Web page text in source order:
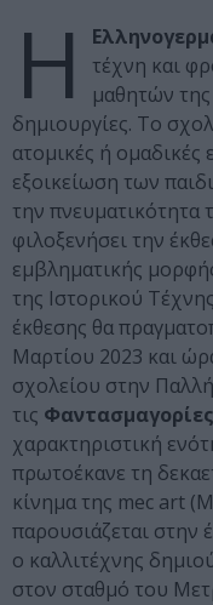
Η
τέχνη και
μαθητών της
δημιουργίες. Το
ατομικές ή ομαδικές
εξοικείωση των
την πνευματικότητα
φιλοξενήσει την
εμβληματικής
της Ιστορικού
έκθεσης θα
Μαρτίου 2023 και
σχολείου στην
τις
χαρακτηριστική
πρωτοέκανε τη
κίνημα της mec art
παρουσιάζεται στην
ο καλλιτέχνης
στον σταθμό του